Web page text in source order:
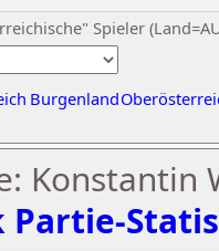
Spieler
Burgenland
Konstantin
Partie-